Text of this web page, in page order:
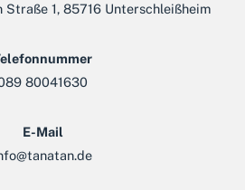
Straße 1, 85716 Unterschleißheim
80041630
E-Mail